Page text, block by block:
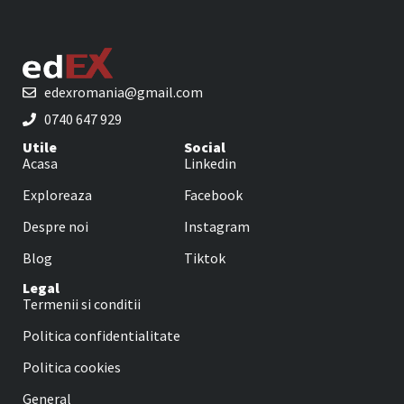
edexromania@gmail.com
0740 647 929
Utile
Acasa
Exploreaza
Despre noi
Blog
Social
Linkedin
Facebook
Instagram
Tiktok
Legal
Termenii si conditii
Politica confidentialitate
Politica cookies
General